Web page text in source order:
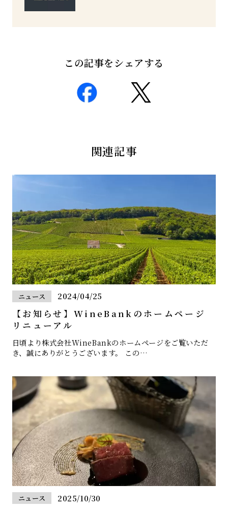
この記事をシェアする
関連記事
ニュース 2024/04/25
【お知らせ】WineBankのホームページ
リニューアル
日頃より株式会社WineBankのホームページをご覧いただ
き、誠にありがとうございます。 この…
ニュース 2025/10/30